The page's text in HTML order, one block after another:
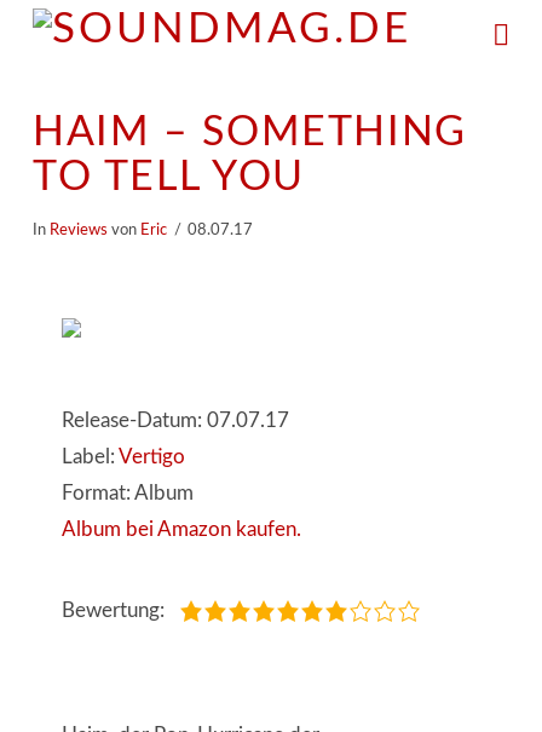
HAIM – SOMETHING
TO TELL YOU
In Reviews von Eric 08.07.17
Release-Datum: 07.07.17
Label: Vertigo
Format: Album
Album bei Amazon kaufen.
Bewertung: